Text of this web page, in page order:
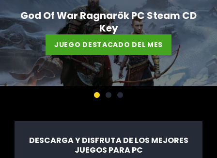
God Of War Ragnarök PC Steam CD
Key
JUEGO DESTACADO DEL MES
DESCARGA Y DISFRUTA DE LOS MEJORES
JUEGOS PARA PC